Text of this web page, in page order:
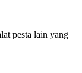
pesta lain yang